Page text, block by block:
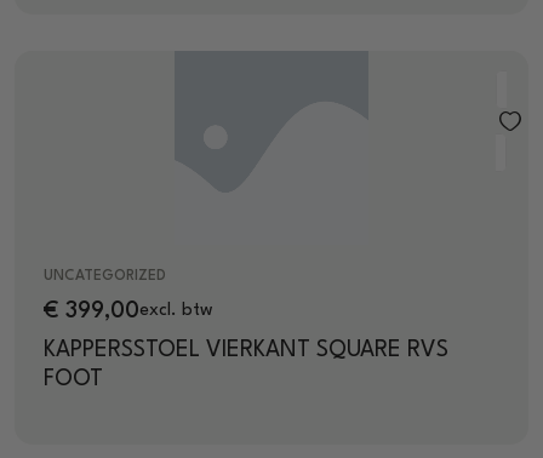
UNCATEGORIZED
KAPPERSSTOEL VIERKANT SQUARE RVS
FOOT
€ 399,00excl. btw